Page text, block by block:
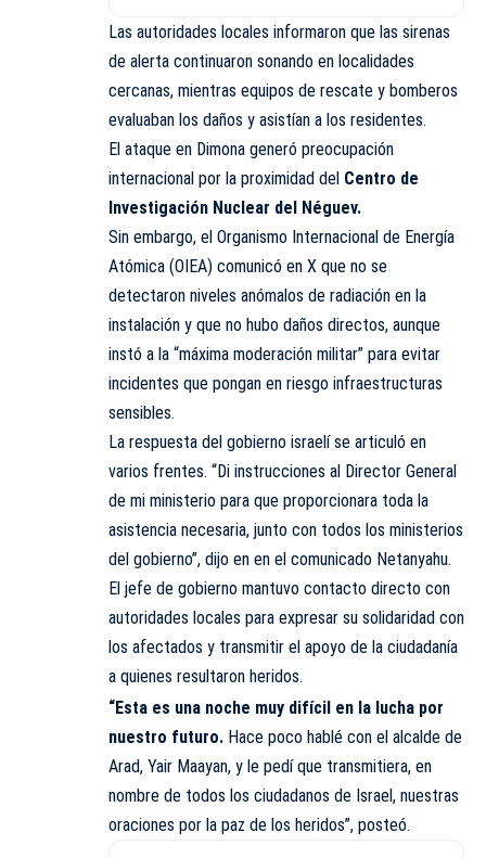
Las autoridades locales informaron que las sirenas
de alerta continuaron sonando en localidades
cercanas, mientras equipos de rescate y bomberos
evaluaban los daños y asistían a los residentes.
El ataque en Dimona generó preocupación
internacional por la proximidad del Centro de
Investigación Nuclear del Néguev.
Sin embargo, el Organismo Internacional de Energía
Atómica (OIEA) comunicó en X que no se
detectaron niveles anómalos de radiación en la
instalación y que no hubo daños directos, aunque
instó a la “máxima moderación militar” para evitar
incidentes que pongan en riesgo infraestructuras
sensibles.
La respuesta del gobierno israelí se articuló en
varios frentes. “Di instrucciones al Director General
de mi ministerio para que proporcionara toda la
asistencia necesaria, junto con todos los ministerios
del gobierno”, dijo en en el comunicado Netanyahu.
El jefe de gobierno mantuvo contacto directo con
autoridades locales para expresar su solidaridad con
los afectados y transmitir el apoyo de la ciudadanía
a quienes resultaron heridos.
“Esta es una noche muy difícil en la lucha por
nuestro futuro. Hace poco hablé con el alcalde de
Arad, Yair Maayan, y le pedí que transmitiera, en
nombre de todos los ciudadanos de Israel, nuestras
oraciones por la paz de los heridos”, posteó.